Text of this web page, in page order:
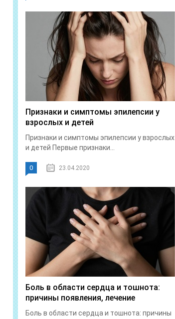
Признаки и симптомы эпилепсии у
взрослых и детей
Признаки и симптомы эпилепсии у взрослых
и детей Первые признаки...
0 23.04.2020
Боль в области сердца и тошнота:
причины появления, лечение
Боль в области сердца и тошнота: причины